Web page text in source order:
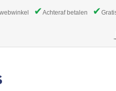
✔Achteraf betalen ✔